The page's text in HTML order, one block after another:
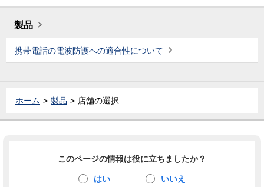
製品
携帯電話の電波防護への適合性について
ホーム 製品 店舗の選択
このページの情報は役に立ちましたか？
はい いいえ